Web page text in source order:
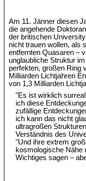
Am 11. Jänner diesen
die angehende
der britischen
nicht trauen wollen, als
entfernten Quasaren –
unglaubliche Struktur
perfekten, großen Ring
Milliarden Lichtjahren
von 1,3 Milliarden
"Es ist wirklich
ich diese
zufällige
ich kann das nicht
ultragroßen
Verständnis des
"Und ihre extrem
kosmologische Nähe
Wichtiges sagen –